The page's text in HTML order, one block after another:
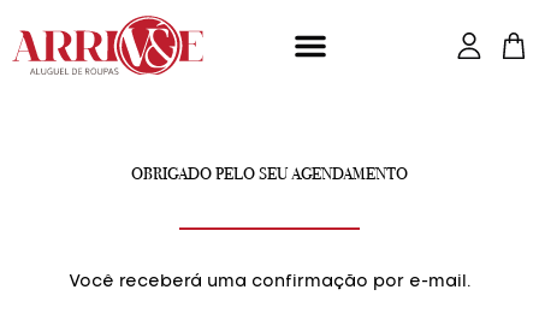
para
OBRIGADO PELO SEU AGENDAMENTO
Você receberá uma confirmação por e-mail.